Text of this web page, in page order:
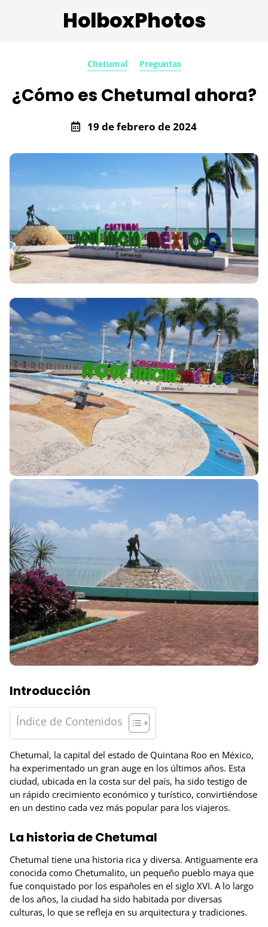
HolboxPhotos
Chetumal Preguntas
¿Cómo es Chetumal ahora?
19 de febrero de 2024
Introducción
Índice de Contenidos
Chetumal, la capital del estado de Quintana Roo en México,
ha experimentado un gran auge en los últimos años. Esta
ciudad, ubicada en la costa sur del país, ha sido testigo de
un rápido crecimiento económico y turístico, convirtiéndose
en un destino cada vez más popular para los viajeros.
La historia de Chetumal
Chetumal tiene una historia rica y diversa. Antiguamente era
conocida como Chetumalito, un pequeño pueblo maya que
fue conquistado por los españoles en el siglo XVI. A lo largo
de los años, la ciudad ha sido habitada por diversas
culturas, lo que se refleja en su arquitectura y tradiciones.